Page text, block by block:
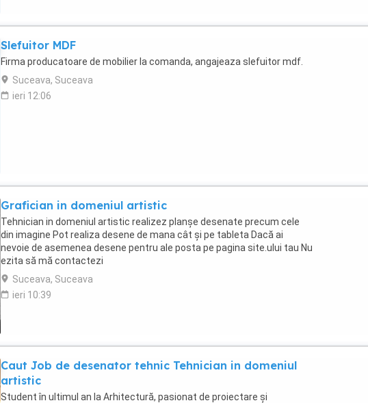
Slefuitor MDF
Firma producatoare de mobilier la comanda, angajeaza slefuitor mdf.
Suceava, Suceava
ieri 12:06
Grafician in domeniul artistic
Tehnician in domeniul artistic realizez planșe desenate precum cele
din imagine Pot realiza desene de mana cât și pe tableta Dacă ai
nevoie de asemenea desene pentru ale posta pe pagina site.ului tau Nu
ezita să mă contactezi
Suceava, Suceava
ieri 10:39
Caut Job de desenator tehnic Tehnician in domeniul
artistic
Student în ultimul an la Arhitectură, pasionat de proiectare și